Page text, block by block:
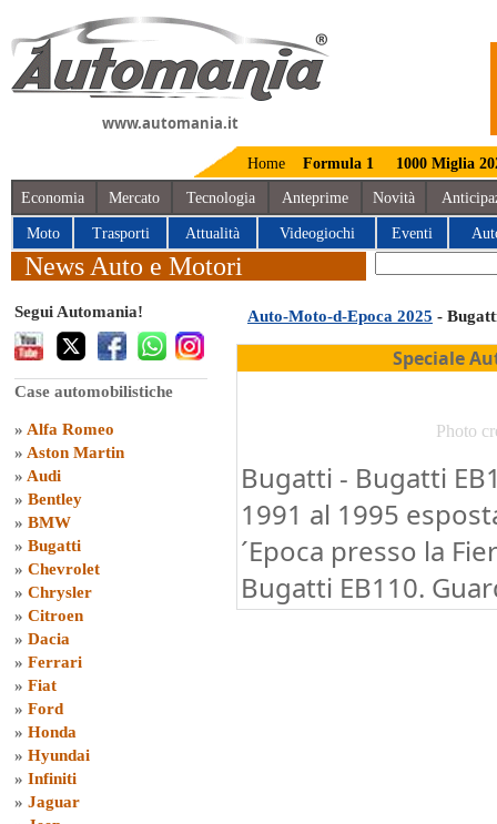
www.automania.it
Home Formula 1 1000 Miglia
Economia Mercato Tecnologia Anteprime Novità
Moto Trasporti Attualità Videogiochi Eventi
News Auto e Motori
Segui Automania!
Case automobilistiche
» Alfa Romeo
» Aston Martin
» Audi
» Bentley
» BMW
» Bugatti
» Chevrolet
» Chrysler
» Citroen
» Dacia
» Ferrari
» Fiat
» Ford
» Honda
» Hyundai
» Infiniti
» Jaguar
Auto-Moto-d-Epoca 2025 -
Speciale
Photo
Bugatti - Bugatti
1991 al 1995
´Epoca presso la
Bugatti EB110.